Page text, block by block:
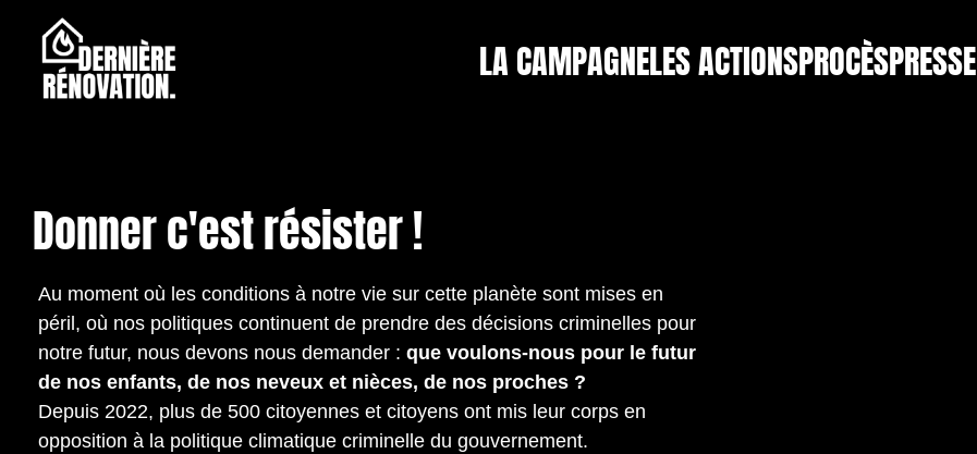
LA CAMPAGNELES ACTIONSPROCÈSPRESSE
Donner c'est résister !
Au moment où les conditions à notre vie sur cette planète sont mises en
péril, où nos politiques continuent de prendre des décisions criminelles pour
notre futur, nous devons nous demander : que voulons-nous pour le futur
de nos enfants, de nos neveux et nièces, de nos proches ?
Depuis 2022, plus de 500 citoyennes et citoyens ont mis leur corps en
opposition à la politique climatique criminelle du gouvernement.